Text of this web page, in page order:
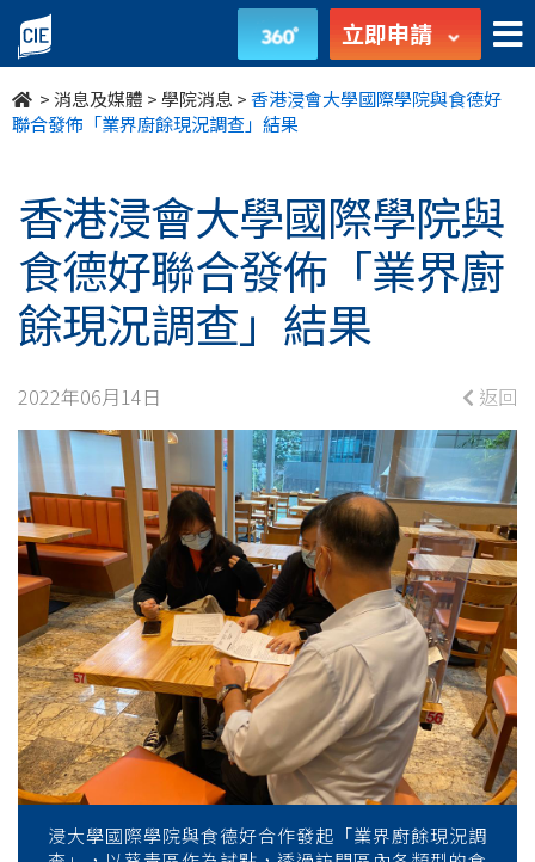
香
港
浸
大
學
國
際
學
院
與
食
德
好
聯
合
立即申請
>消息及媒體 >學院消息 >香港浸會大學國際學院與食德好
聯合發佈「業界廚餘現況調查」結果
香港浸會大學國際學院與
食德好聯合發佈「業界廚
餘現況調查」結果
2022年06月14日 返回
浸大學國際學院與食德好合作發起「業界廚餘現況調